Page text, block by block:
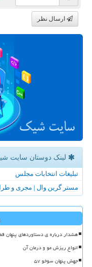
ارسال نظر
لینک دوستان سایت
تبلیغات انتخابات مجلس
مستر گرین وال | مجری و
هشدار درباره ی دستاوردهای پنهان
انواع ریزش مو و درمان آن
جهش پنهان سوخو ۵۷